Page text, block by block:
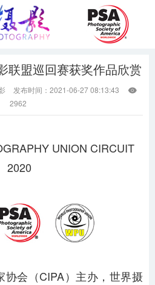
联盟巡回赛获奖作品欣赏
发布时间：2021-06-27 08:13:43 
2962
UNION CIRCUIT
2020
会（CIPA）主办，世界摄